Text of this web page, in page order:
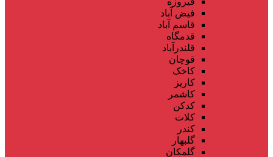
فیض آباد
قاسم آباد
قدمگاه
قلندرآباد
قوچان
کاخک
کاریز
کاشمر
کدکن
کلات
کندر
گلبهار
گلمکان